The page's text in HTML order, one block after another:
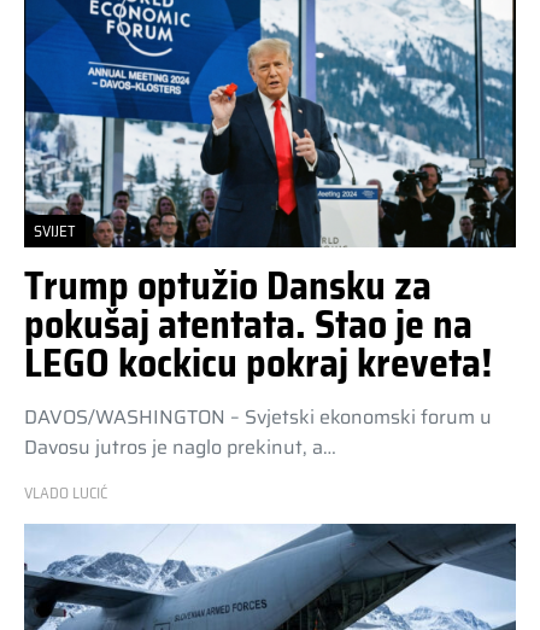
SVIJET
Trump optužio Dansku za
pokušaj atentata. Stao je na
LEGO kockicu pokraj kreveta!
DAVOS/WASHINGTON – Svjetski ekonomski forum u
Davosu jutros je naglo prekinut, a…
VLADO LUCIĆ